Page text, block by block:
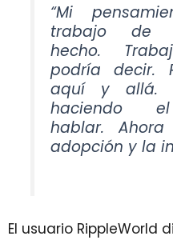
“Mi
trabajo de
hecho.
podría decir.
aquí y allá.
haciendo
hablar.
adopción y la
El usuario RippleWorld